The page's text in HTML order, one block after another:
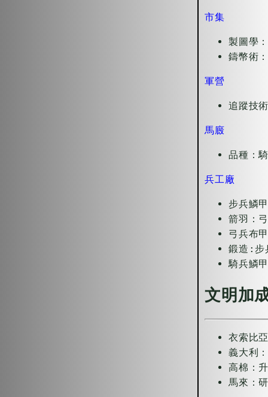
市集
製圖學
鑄幣術
軍營
追蹤技
馬廄
品種：
兵工廠
步兵鱗
箭羽：
弓兵布
鍛造:步
騎兵鱗
文明加
衣索比
義大利
高棉：
馬來：